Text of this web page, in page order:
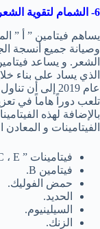
6- الشمام لتقوية الشعر و الحافظ على صحة الجلد
يساهم فيتامين ” أ ”
وصيانة جميع أنسجة
الذي يساد على بناء
عام 2019 إلى
تلعب دوراً هاماً في
بالإضافة لهذه
الفيتامينات و
فيتامينات ” A ، C ، E “.
فيتامين B.
حمض الفوليك.
الحديد.
السيلينيوم.
الزنك.